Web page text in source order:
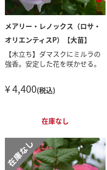
メアリー・レノックス（ロサ・
オリエンティスP）【大苗】
【木立ち】ダマスクにミルラの
強香。安定した花を咲かせる。
¥ 4,400(税込)
在庫なし